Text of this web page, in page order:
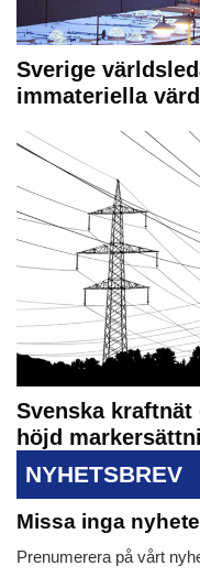
Sverige
immateriella
Svenska
höjd
NYHETSBREV
Missa inga
Prenumerera på vårt